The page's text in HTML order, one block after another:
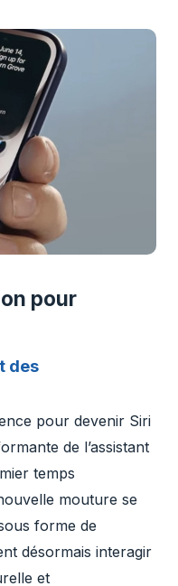
pour
des
pour devenir Siri
de l’assistant
temps
mouture se
forme de
désormais interagir
et